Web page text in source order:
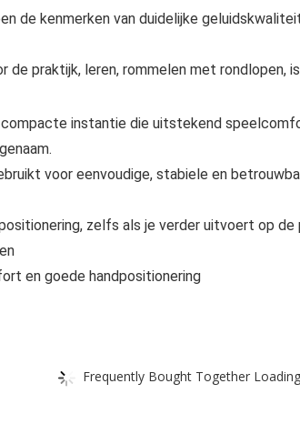
de kenmerken van duidelijke
de praktijk, leren, rommelen met rondlopen,
instantie die uitstekend
voor eenvoudige, stabiele en
zelfs als je verder uitvoert op
en goede handpositionering
Frequently Bought Together